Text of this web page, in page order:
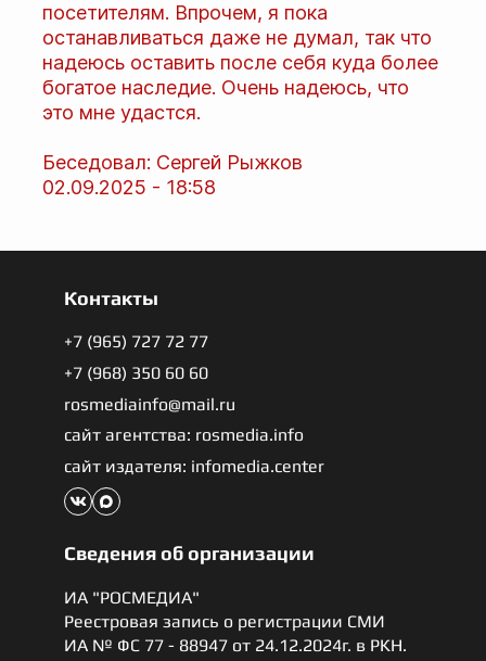
посетителям. Впрочем, я пока
останавливаться даже не думал, так что
надеюсь оставить после себя куда более
богатое наследие. Очень надеюсь, что
это мне удастся.
Беседовал: Сергей Рыжков
02.09.2025 - 18:58
Контакты
+7 (965) 727 72 77
+7 (968) 350 60 60
rosmediainfo@mail.ru
сайт агентства: rosmedia.info
сайт издателя: infomedia.center
Сведения об организации
ИА "РОСМЕДИА"
Реестровая запись о регистрации СМИ
ИА № ФС 77 - 88947 от 24.12.2024г. в РКН.